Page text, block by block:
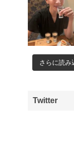
さらに読み
Twitter